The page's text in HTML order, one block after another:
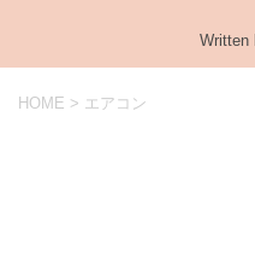
Written
HOME > エアコン